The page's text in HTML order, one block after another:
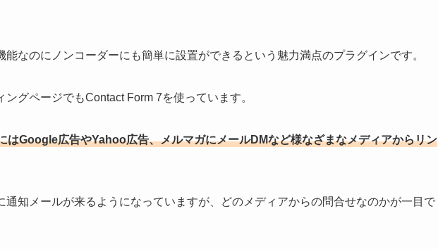
なのにノンコーダーにも簡単に設置ができるという魅力満点のプラグインです。
グページでもContact Form 7を使っています。
はGoogle広告やYahoo広告、メルマガにメールDMなど様なざまなメディアからリン
通知メールが来るようになっていますが、どのメディアからの問合せなのかが一目で